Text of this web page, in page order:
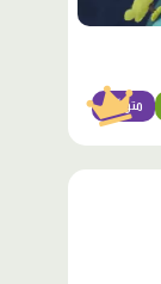
متوسّط